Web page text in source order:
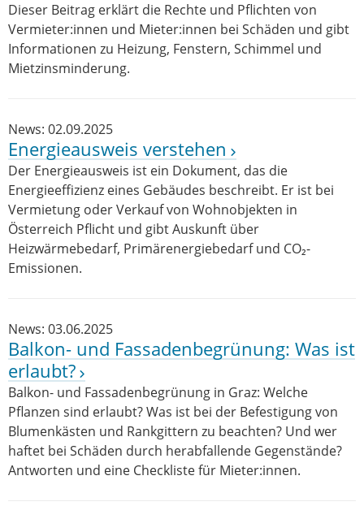
Dieser Beitrag erklärt die Rechte und Pflichten von
Vermieter:innen und Mieter:innen bei Schäden und gibt
Informationen zu Heizung, Fenstern, Schimmel und
Mietzinsminderung.
News: 02.09.2025
Energieausweis verstehen
Der Energieausweis ist ein Dokument, das die
Energieeffizienz eines Gebäudes beschreibt. Er ist bei
Vermietung oder Verkauf von Wohnobjekten in
Österreich Pflicht und gibt Auskunft über
Heizwärmebedarf, Primärenergiebedarf und CO₂-
Emissionen.
News: 03.06.2025
Balkon- und Fassadenbegrünung: Was ist
erlaubt?
Balkon- und Fassadenbegrünung in Graz: Welche
Pflanzen sind erlaubt? Was ist bei der Befestigung von
Blumenkästen und Rankgittern zu beachten? Und wer
haftet bei Schäden durch herabfallende Gegenstände?
Antworten und eine Checkliste für Mieter:innen.